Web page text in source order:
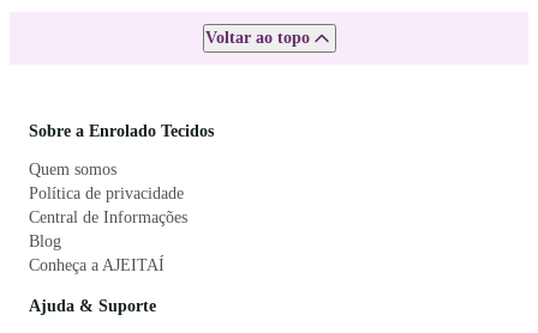
Voltar ao topo
Sobre a Enrolado Tecidos
Quem somos
Política de privacidade
Central de Informações
Blog
Conheça a AJEITAÍ
Ajuda & Suporte